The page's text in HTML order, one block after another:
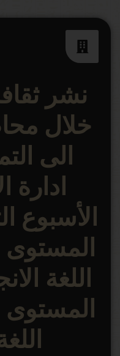
نشر
خلال
الى
ادارة
الأسبوع
المستوى
اللغة
المستوى